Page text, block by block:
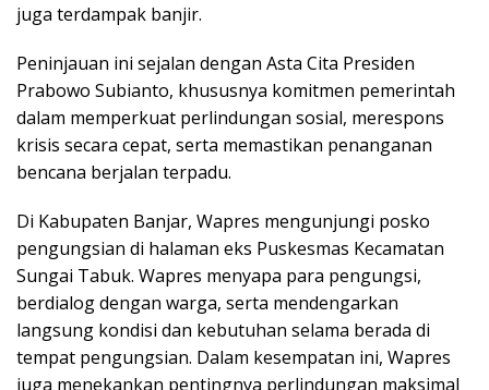
juga terdampak banjir.
Peninjauan ini sejalan dengan Asta Cita Presiden
Prabowo Subianto, khususnya komitmen pemerintah
dalam memperkuat perlindungan sosial, merespons
krisis secara cepat, serta memastikan penanganan
bencana berjalan terpadu.
Di Kabupaten Banjar, Wapres mengunjungi posko
pengungsian di halaman eks Puskesmas Kecamatan
Sungai Tabuk. Wapres menyapa para pengungsi,
berdialog dengan warga, serta mendengarkan
langsung kondisi dan kebutuhan selama berada di
tempat pengungsian. Dalam kesempatan ini, Wapres
juga menekankan pentingnya perlindungan maksimal